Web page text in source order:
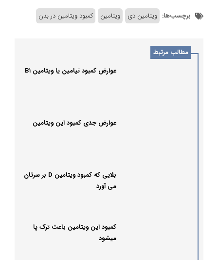
برچسب‌ها: ویتامین دی ویتامین کمبود ویتامین در بدن
مطالب مرتبط
عوارض کمبود تیامین یا ویتامین B۱
عوارض جدی کمبود این ویتامین
بلایی که کمبود ویتامین D بر سرتان
می آورد
کمبود این ویتامین باعث ترک پا
میشود